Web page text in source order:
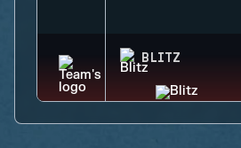
BLITZ